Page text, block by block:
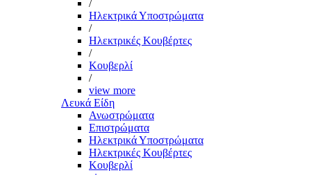
/
Ηλεκτρικά Υποστρώματα
/
Ηλεκτρικές Κουβέρτες
/
Κουβερλί
/
view more
Λευκά Είδη
Ανωστρώματα
Επιστρώματα
Ηλεκτρικά Υποστρώματα
Ηλεκτρικές Κουβέρτες
Κουβερλί